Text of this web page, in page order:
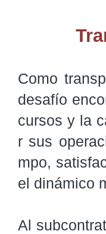
Como
desafío
cursos y la
r sus
mpo,
el dinámico
Al